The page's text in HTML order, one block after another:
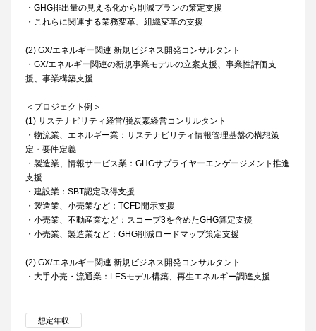
・GHG排出量の見える化から削減プランの策定支援
・これらに関連する業務変革、組織変革の支援
(2) GX/エネルギー関連 新規ビジネス開発コンサルタント
・GX/エネルギー関連の新規事業モデルの立案支援、事業性評価支
援、事業構築支援
＜プロジェクト例＞
(1) サステナビリティ経営/脱炭素経営コンサルタント
・物流業、エネルギー業：サステナビリティ情報管理基盤の構想策
定・要件定義
・製造業、情報サービス業：GHGサプライヤーエンゲージメント推進
支援
・建設業：SBT認定取得支援
・製造業、小売業など：TCFD開示支援
・小売業、不動産業など：スコープ3を含めたGHG算定支援
・小売業、製造業など：GHG削減ロードマップ策定支援
(2) GX/エネルギー関連 新規ビジネス開発コンサルタント
・大手小売・流通業：LESモデル構築、再生エネルギー調達支援
想定年収